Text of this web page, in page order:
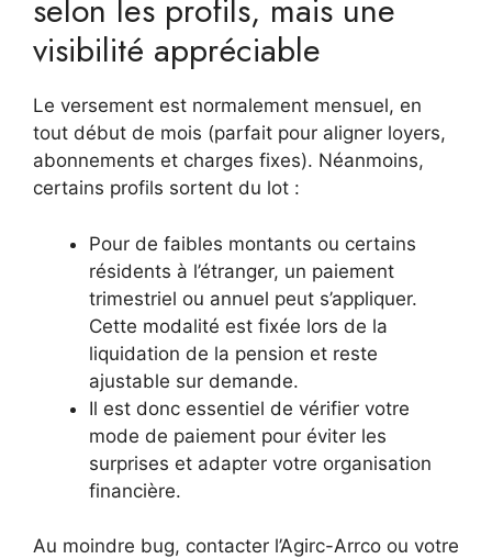
selon les profils, mais une
visibilité appréciable
Le versement est normalement mensuel, en
tout début de mois (parfait pour aligner loyers,
abonnements et charges fixes). Néanmoins,
certains profils sortent du lot :
Pour de faibles montants ou certains
résidents à l’étranger, un paiement
trimestriel ou annuel peut s’appliquer.
Cette modalité est fixée lors de la
liquidation de la pension et reste
ajustable sur demande.
Il est donc essentiel de vérifier votre
mode de paiement pour éviter les
surprises et adapter votre organisation
financière.
Au moindre bug, contacter l’Agirc-Arrco ou votre